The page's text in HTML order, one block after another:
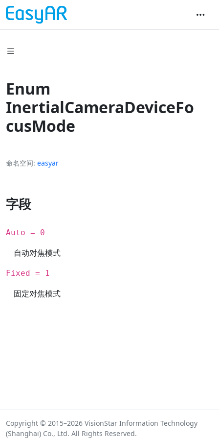
Enum
InertialCameraDeviceFo
cusMode
命名空间 easyar
字段
Auto = 0
自动对焦模式
Fixed = 1
固定对焦模式
Copyright © 2015–2026 VisionStar Information Technology
(Shanghai) Co., Ltd. All Rights Reserved.